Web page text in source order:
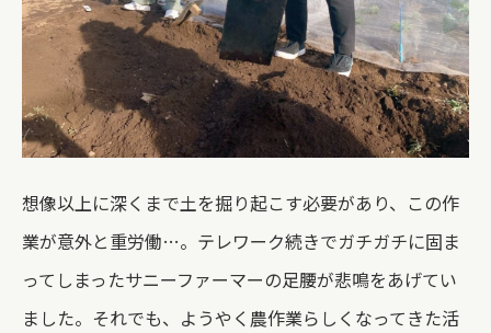
想像以上に深くまで土を掘り起こす必要があり、この作
業が意外と重労働…。テレワーク続きでガチガチに固ま
ってしまったサニーファーマーの足腰が悲鳴をあげてい
ました。それでも、ようやく農作業らしくなってきた活